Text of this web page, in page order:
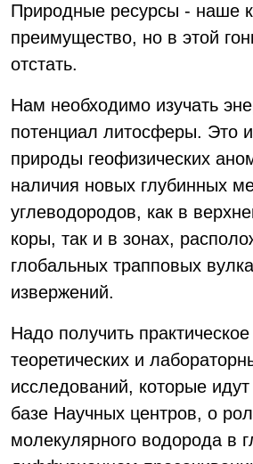
Природные ресурсы - наше
преимущество, но в этой
отстать.
Нам необходимо изучать
потенциал литосферы. Это
природы геофизических
наличия новых глубинных
углеводородов, как в
коры, так и в зонах,
глобальных трапповых
извержений.
Надо получить
теоретических и
исследований, которые
базе Научных центров, о
молекулярного водорода в